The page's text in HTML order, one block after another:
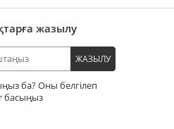
жазылу
ЖАЗЫЛУ
ба? Оны белгілеп
басыңыз